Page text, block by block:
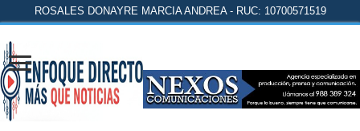
ROSALES DONAYRE MARCIA ANDREA - RUC: 10700571519